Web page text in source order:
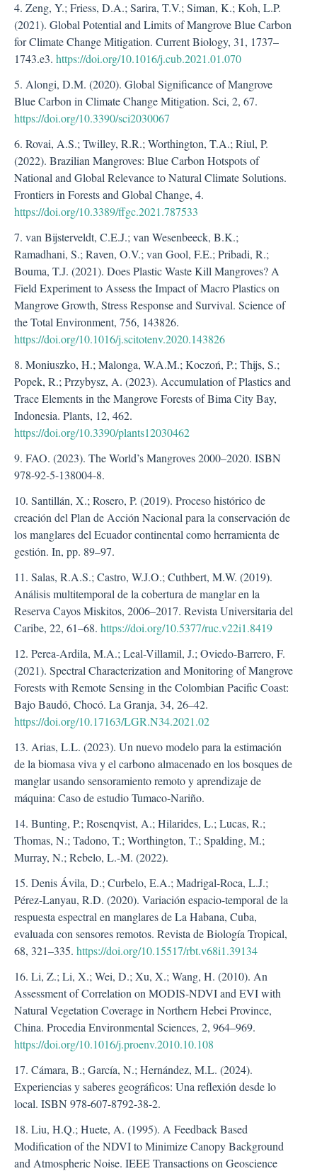
4. Zeng, Y.; Friess, D.A.; Sarira, T.V.; Siman, K.; Koh, L.P.
(2021). Global Potential and Limits of Mangrove Blue Carbon
for Climate Change Mitigation. Current Biology, 31, 1737–
1743.e3. https://doi.org/10.1016/j.cub.2021.01.070
5. Alongi, D.M. (2020). Global Significance of Mangrove
Blue Carbon in Climate Change Mitigation. Sci, 2, 67.
https://doi.org/10.3390/sci2030067
6. Rovai, A.S.; Twilley, R.R.; Worthington, T.A.; Riul, P.
(2022). Brazilian Mangroves: Blue Carbon Hotspots of
National and Global Relevance to Natural Climate Solutions.
Frontiers in Forests and Global Change, 4.
https://doi.org/10.3389/ffgc.2021.787533
7. van Bijsterveldt, C.E.J.; van Wesenbeeck, B.K.;
Ramadhani, S.; Raven, O.V.; van Gool, F.E.; Pribadi, R.;
Bouma, T.J. (2021). Does Plastic Waste Kill Mangroves? A
Field Experiment to Assess the Impact of Macro Plastics on
Mangrove Growth, Stress Response and Survival. Science of
the Total Environment, 756, 143826.
https://doi.org/10.1016/j.scitotenv.2020.143826
8. Moniuszko, H.; Malonga, W.A.M.; Koczoń, P.; Thijs, S.;
Popek, R.; Przybysz, A. (2023). Accumulation of Plastics and
Trace Elements in the Mangrove Forests of Bima City Bay,
Indonesia. Plants, 12, 462.
https://doi.org/10.3390/plants12030462
9. FAO. (2023). The World’s Mangroves 2000–2020. ISBN
978-92-5-138004-8.
10. Santillán, X.; Rosero, P. (2019). Proceso histórico de
creación del Plan de Acción Nacional para la conservación de
los manglares del Ecuador continental como herramienta de
gestión. In, pp. 89–97.
11. Salas, R.A.S.; Castro, W.J.O.; Cuthbert, M.W. (2019).
Análisis multitemporal de la cobertura de manglar en la
Reserva Cayos Miskitos, 2006–2017. Revista Universitaria del
Caribe, 22, 61–68. https://doi.org/10.5377/ruc.v22i1.8419
12. Perea-Ardila, M.A.; Leal-Villamil, J.; Oviedo-Barrero, F.
(2021). Spectral Characterization and Monitoring of Mangrove
Forests with Remote Sensing in the Colombian Pacific Coast:
Bajo Baudó, Chocó. La Granja, 34, 26–42.
https://doi.org/10.17163/LGR.N34.2021.02
13. Arias, L.L. (2023). Un nuevo modelo para la estimación
de la biomasa viva y el carbono almacenado en los bosques de
manglar usando sensoramiento remoto y aprendizaje de
máquina: Caso de estudio Tumaco-Nariño.
14. Bunting, P.; Rosenqvist, A.; Hilarides, L.; Lucas, R.;
Thomas, N.; Tadono, T.; Worthington, T.; Spalding, M.;
Murray, N.; Rebelo, L.-M. (2022).
15. Denis Ávila, D.; Curbelo, E.A.; Madrigal-Roca, L.J.;
Pérez-Lanyau, R.D. (2020). Variación espacio-temporal de la
respuesta espectral en manglares de La Habana, Cuba,
evaluada con sensores remotos. Revista de Biología Tropical,
68, 321–335. https://doi.org/10.15517/rbt.v68i1.39134
16. Li, Z.; Li, X.; Wei, D.; Xu, X.; Wang, H. (2010). An
Assessment of Correlation on MODIS-NDVI and EVI with
Natural Vegetation Coverage in Northern Hebei Province,
China. Procedia Environmental Sciences, 2, 964–969.
https://doi.org/10.1016/j.proenv.2010.10.108
17. Cámara, B.; García, N.; Hernández, M.L. (2024).
Experiencias y saberes geográficos: Una reflexión desde lo
local. ISBN 978-607-8792-38-2.
18. Liu, H.Q.; Huete, A. (1995). A Feedback Based
Modification of the NDVI to Minimize Canopy Background
and Atmospheric Noise. IEEE Transactions on Geoscience